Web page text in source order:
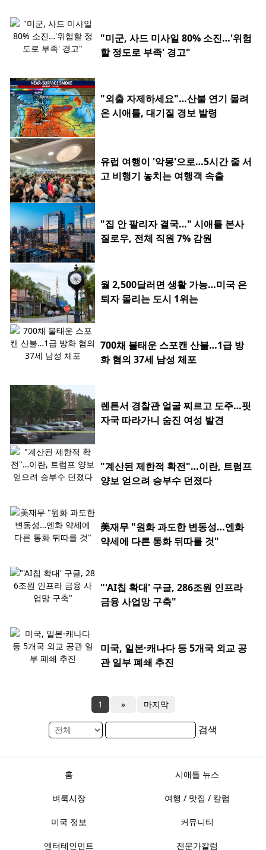
"미군, 사드 미사일 80% 소진…'위험
할 정도로 부족' 경고"
"외출 자제하세요"…산불 연기 몰려
온 시애틀, 대기질 경보 발령
유럽 여행이 '악몽'으로…5시간 줄 서
고 비행기 놓치는 여행객 속출
"집 안 팔리자 결국…" 시애틀 본사
질로우, 전체 직원 7% 감원
월 2,500달러면 생활 가능…미국 은
퇴자 몰리는 도시 1위는
700채 불태운 스포캔 산불…1급 방
화 혐의 37세 남성 체포
렌튼서 경찰관 얼굴 찌르고 도주…핏
자국 따라가니 숨진 여성 발견
"계산된 제한적 확전"…이란, 트럼프
양보 얻으려 승부수 던졌다
美재무 "원화 과도한 변동성…엔화
약세에 다른 통화 뒤따를 것"
"'AI칩 확대' 구글, 286조원 인프라
금융 사업망 구축"
미국, 일본·캐나다 등 5개국 외교 공
관 일부 폐쇄 추진
1 » 마지막
검색
홈 시애틀 뉴스
벼룩시장 여행 / 맛집 / 칼럼
미국 정보 커뮤니티
엔터테인먼트 전문가칼럼